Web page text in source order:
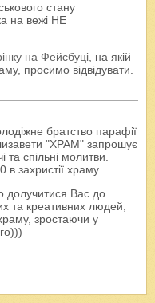
стану
на вежі НЕ
на Фейсбуці, на якій
просимо відвідувати.
братство парафії
"ХРАМ" запрошує
та спільні молитви.
в захристії храму
долучитися Вас до
та креативних людей,
зростаючи у